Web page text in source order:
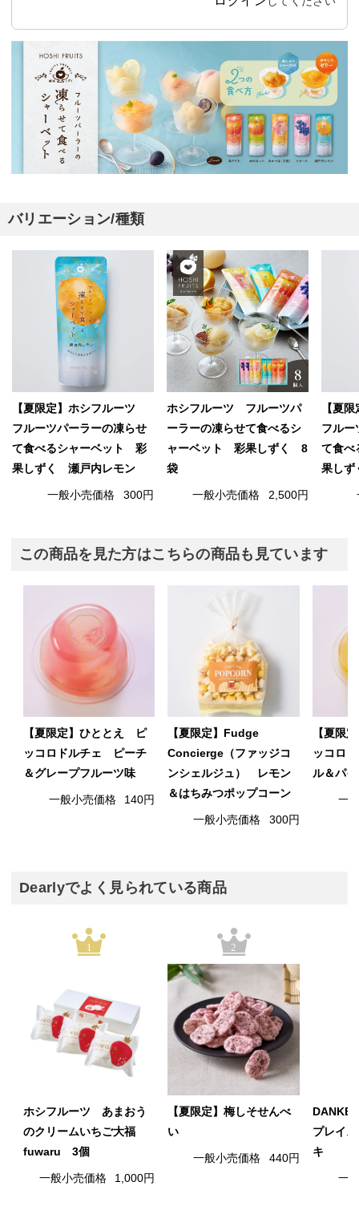
バリエーション/種類
【夏限定】ホシフルーツ
フルーツパーラーの凍らせ
て食べるシャーベット 彩
果しずく 瀬戸内レモン
一般小売価格 300円
ホシフルーツ フルーツパ
ーラーの凍らせて食べるシ
ャーベット 彩果しずく 8
袋
一般小売価格 2,500円
【夏
フルー
て食
果し
この商品を見た方はこちらの商品も見ています
【夏限定】ひととえ ピ
ッコロドルチェ ピーチ
＆グレープフルーツ味
一般小売価格 140円
【夏限定】Fudge
Concierge（ファッジコ
ンシェルジュ） レモン
＆はちみつポップコーン
一般小売価格 300円
【夏限
ッコロ
ル＆パ
一
Dearlyでよく見られている商品
1
ホシフルーツ あまおう
のクリームいちご大福
fuwaru 3個
一般小売価格 1,000円
2
【夏限定】梅しそせんべ
い
一般小売価格 440円
DANKE
プレイ
キ
一